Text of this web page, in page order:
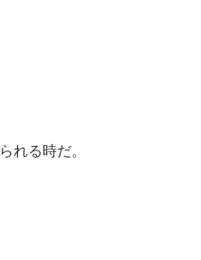
れる時だ。